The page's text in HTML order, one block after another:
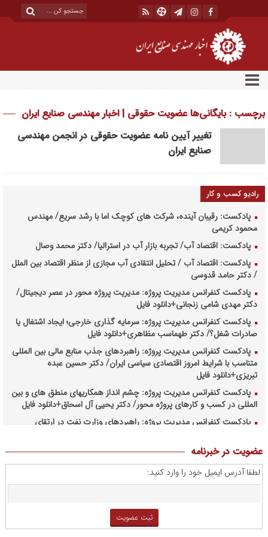
برچسب : بایگانی‌ها عضویت حقوقی | اخبار مهندسی صنایع ایران
تغییر آیین نامه عضویت حقوقی در انجمن مهندسی
صنایع ایران
رادیو کسب و کار
پادکست: رقیبان آینده، شرکت های کوچک اما با رشد سریع/ مهندس
محمود کریمی
پادکست: اقتصاد آب/ تجربه بازار آب در استرالیا/ دکتر محمد وصال
پادکست: اقتصاد آب / تحلیل انتقادی آب مجازی از منظر اقتصاد بین الملل
/ دکتر حامد قدوسی
پادکست کنفرانس مدیریت پروژه: مدیریت پروژه محور در عصر دیجیتال/
دکتر مهدی شامی زنجانی+دانلود فایل
پادکست کنفرانس مدیریت پروژه: سرمایه گذاری خارجی؛ ایجاد اشتغال یا
صادرات شغل؟/ دکتر طهماسب مظاهری+دانلود فایل
پادکست کنفرانس مدیریت پروژه: راهبردهای جذب منابع مالی بین المللی
متناسب با شرایط امروز اقتصادی سیاسی ایران/ دکتر حسین عبده
تبریزی+دانلود فایل
پادکست کنفرانس مدیریت پروژه: چشم انداز همکاریهای منطق های و بین
المللی در کسب و کارهای پروژه محور/ دکتر یحیی آل اسحاق+دانلود فایل
پادکست کنفرانس مدیریت پروژه: راهبردهای وزارت نفت در ارتقای
فایل
پادکست کنفرانس مدیریت پروژه: حکمرانی در کسب و کارهای پروژه
محور/ دکتر محمد صبحیه+دانلود فایل
عضویت در خبرنامه
لطفا آدرس ایمیل خود را وارد کنید: